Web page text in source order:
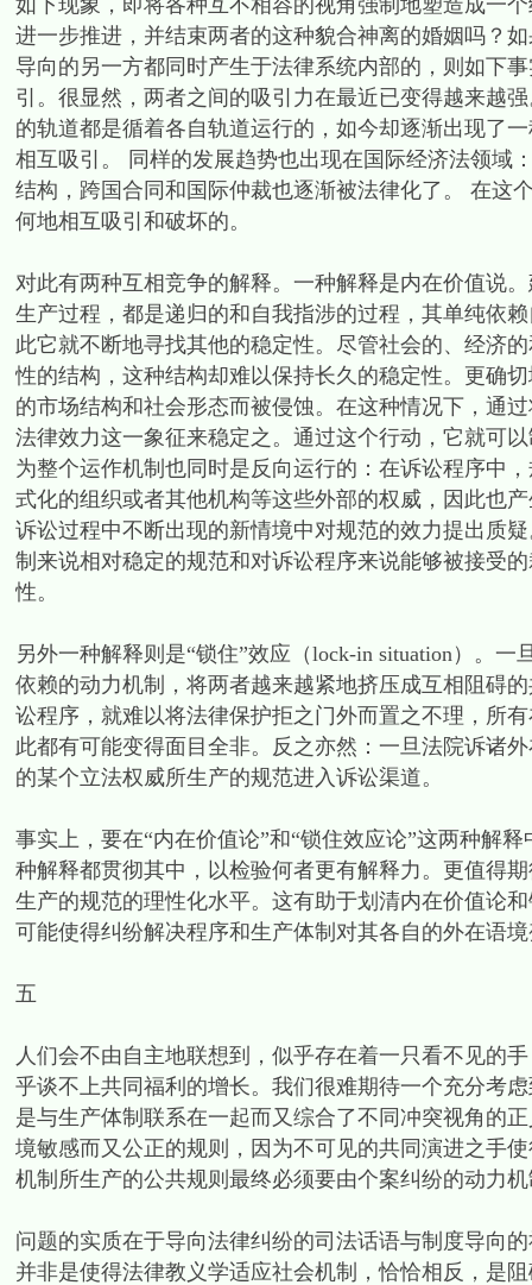
如下现象，即将各种互不相容的视角强制地塑造成一
进一步推进，并结束两者的这种貌合神离的婚姻吗？
导向的另一方都同时产生于法律系统内部的，则如下
引。很显然，两者之间的吸引力在最近已变得越来越
的轨道都是循着各自轨道运行的，如今却逐渐出现了
相互吸引。 同样的发展趋势也出现在国际经济法领域
结构，跨国合同和国际仲裁也逐渐被法律化了。 在这
何地相互吸引和破坏的。
对此有两种互相竞争的解释。一种解释是内在价值说
生产过程，都是递归的和自我指涉的过程，其单纯依
此它就不断地寻找其他的稳定性。尽管社会的、经济
性的结构，这种结构却难以保持长久的稳定性。更确
的市场结构和社会形态而被侵蚀。在这种情况下，通
法律效力这一象征来稳定之。通过这个行动，它就可
为整个运作机制也同时是反向运行的：在诉讼程序中
式化的组织或者其他机构等这些外部的权威，因此也
诉讼过程中不断出现的新情境中对规范的效力提出质
制来说相对稳定的规范和对诉讼程序来说能够被接受
性。
另外一种解释则是“锁住”效应（lock-in situation）。
依赖的动力机制，将两者越来越紧地挤压成互相阻碍
讼程序，就难以将法律保护拒之门外而置之不理，所
此都有可能变得面目全非。反之亦然：一旦法院诉诸
的某个立法权威所生产的规范进入诉讼渠道。
事实上，要在“内在价值论”和“锁住效应论”这两种解
种解释都贯彻其中，以检验何者更有解释力。更值得
生产的规范的理性化水平。这有助于划清内在价值论
可能使得纠纷解决程序和生产体制对其各自的外在语
五
人们会不由自主地联想到，似乎存在着一只看不见的
乎谈不上共同福利的增长。我们很难期待一个充分考
是与生产体制联系在一起而又综合了不同冲突视角的
境敏感而又公正的规则，因为不可见的共同演进之手
机制所生产的公共规则最终必须要由个案纠纷的动力
问题的实质在于导向法律纠纷的司法话语与制度导向
并非是使得法律教义学适应社会机制，恰恰相反，是